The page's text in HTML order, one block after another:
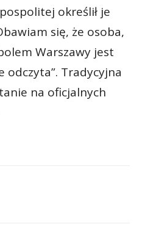
określił je
się, że osoba,
Warszawy jest
odczyta”. Tradycyjna
na oficjalnych